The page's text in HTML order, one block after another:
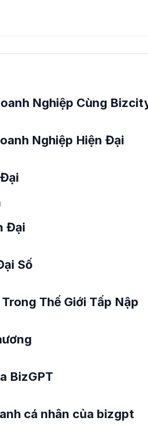
Nghiệp Cùng
Nghiệp Hiện Đại
Đại
Số
Thế Giới Tấp Nập
BizGPT
cá nhân của bizgpt